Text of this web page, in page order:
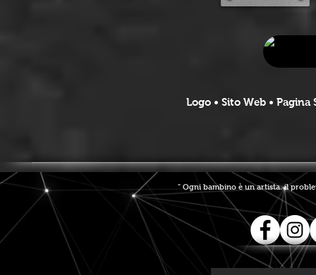
Logo • Sito Web •
" Ogni bambino è un artista. il